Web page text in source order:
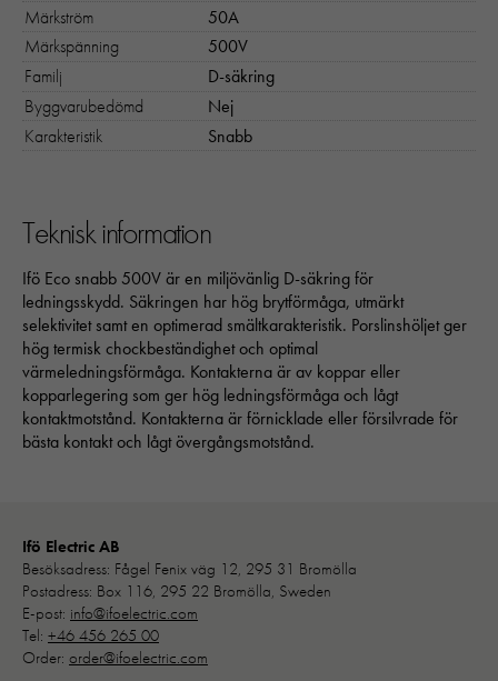
Märkström
50A
Märkspänning
500V
Familj
D-säkring
Byggvarubedömd
Nej
Karakteristik
Snabb
Teknisk information
Ifö Eco snabb 500V är en miljövänlig D-säkring för
ledningsskydd. Säkringen har hög brytförmåga, utmärkt
selektivitet samt en optimerad smältkarakteristik. Porslinshöljet ger
hög termisk chockbeständighet och optimal
värmeledningsförmåga. Kontakterna är av koppar eller
kopparlegering som ger hög ledningsförmåga och lågt
kontaktmotstånd. Kontakterna är förnicklade eller försilvrade för
bästa kontakt och lågt övergångsmotstånd.
Ifö Electric AB
Besöksadress: Fågel Fenix väg 12, 295 31 Bromölla
Postadress: Box 116, 295 22 Bromölla, Sweden
E-post: info@ifoelectric.com
Tel: +46 456 265 00
Order: order@ifoelectric.com